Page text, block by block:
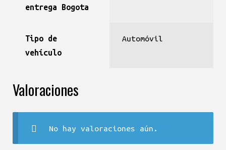
entrega Bogota
Tipo de
vehículo
Automóvil
Valoraciones
No hay valoraciones aún.